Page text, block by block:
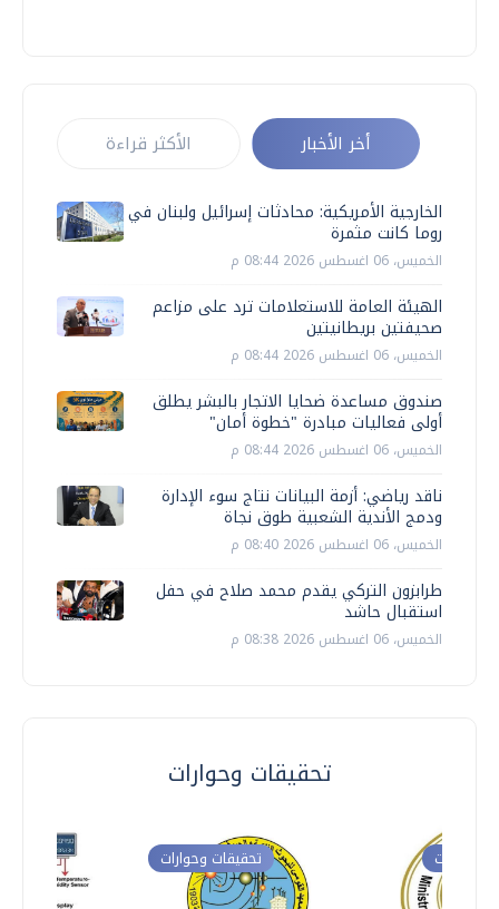
أخر الأخبار الأكثر قراءة
الخارجية الأمريكية: محادثات إسرائيل ولبنان في
روما كانت مثمرة
الخميس، 06 اغسطس 2026 08:44 م
الهيئة العامة للاستعلامات ترد على مزاعم
صحيفتين بريطانيتين
الخميس، 06 اغسطس 2026 08:44 م
صندوق مساعدة ضحايا الاتجار بالبشر يطلق
أولى فعاليات مبادرة "خطوة أمان"
الخميس، 06 اغسطس 2026 08:44 م
ناقد رياضي: أزمة البيانات نتاج سوء الإدارة
ودمج الأندية الشعبية طوق نجاة
الخميس، 06 اغسطس 2026 08:40 م
طرابزون التركي يقدم محمد صلاح في حفل
استقبال حاشد
الخميس، 06 اغسطس 2026 08:38 م
تحقيقات وحوارات
تحقيقات وحوارات وحوارات